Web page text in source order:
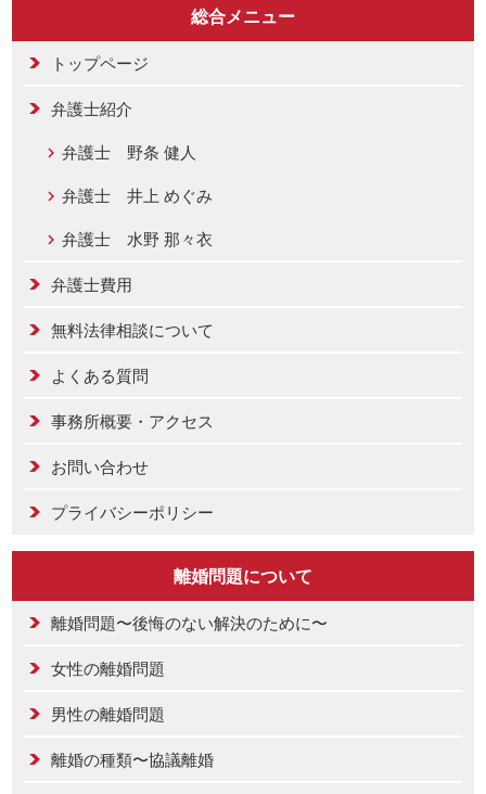
総合メニュー
トップページ
弁護士紹介
弁護士 野条 健人
弁護士 井上 めぐみ
弁護士 水野 那々衣
弁護士費用
無料法律相談について
よくある質問
事務所概要・アクセス
お問い合わせ
プライバシーポリシー
離婚問題について
離婚問題〜後悔のない解決のために〜
女性の離婚問題
男性の離婚問題
離婚の種類〜協議離婚